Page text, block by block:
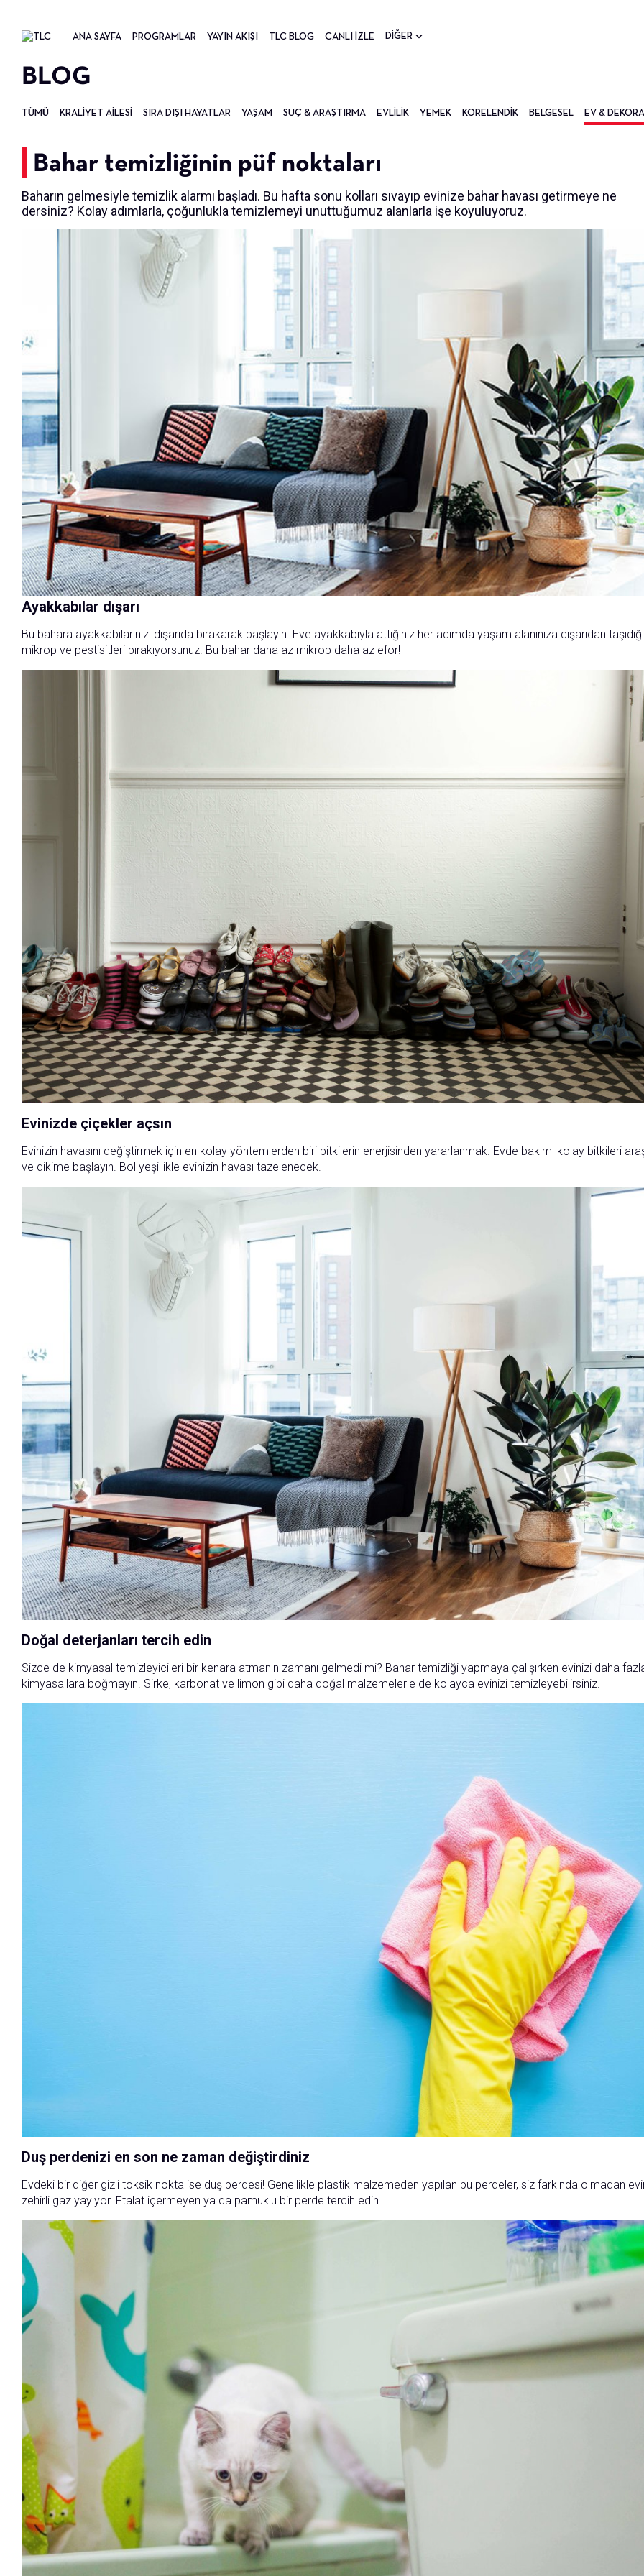
ANA SAYFA PROGRAMLAR YAYIN AKIŞI TLC BLOG CANLI İZLE DİĞER
BLOG
TÜMÜ KRALIYET AILESI SIRA DIŞI HAYATLAR YAŞAM SUÇ & ARAŞTIRMA EVLILIK YEMEK KORELENDIK BELGESEL EV &
Bahar temizliğinin püf noktaları
Baharın gelmesiyle temizlik alarmı başladı. Bu hafta sonu kolları sıvayıp evinize bahar havası getirmeye ne
dersiniz? Kolay adımlarla, çoğunlukla temizlemeyi unuttuğumuz alanlarla işe koyuluyoruz.
Ayakkabılar dışarı
Bu bahara ayakkabılarınızı dışarıda bırakarak başlayın. Eve ayakkabıyla attığınız her adımda yaşam alanınıza dışarıdan
mikrop ve pestisitleri bırakıyorsunuz. Bu bahar daha az mikrop daha az efor!
Evinizde çiçekler açsın
Evinizin havasını değiştirmek için en kolay yöntemlerden biri bitkilerin enerjisinden yararlanmak. Evde bakımı kolay bitkileri
ve dikime başlayın. Bol yeşillikle evinizin havası tazelenecek.
Doğal deterjanları tercih edin
Sizce de kimyasal temizleyicileri bir kenara atmanın zamanı gelmedi mi? Bahar temizliği yapmaya çalışırken evinizi daha
kimyasallara boğmayın. Sirke, karbonat ve limon gibi daha doğal malzemelerle de kolayca evinizi temizleyebilirsiniz.
Duş perdenizi en son ne zaman değiştirdiniz
Evdeki bir diğer gizli toksik nokta ise duş perdesi! Genellikle plastik malzemeden yapılan bu perdeler, siz farkında olmadan
zehirli gaz yayıyor. Ftalat içermeyen ya da pamuklu bir perde tercih edin.